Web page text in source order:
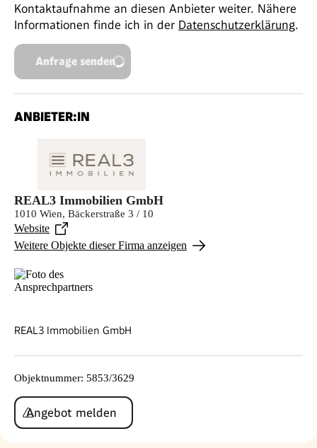
Kontaktaufnahme an diesen Anbieter weiter. Nähere
Informationen finde ich in der Datenschutzerklärung.
Anfrage senden
ANBIETER:IN
REAL3 Immobilien GmbH
1010 Wien, Bäckerstraße 3 / 10
Website
Weitere Objekte dieser Firma anzeigen
REAL3 Immobilien GmbH
Objektnummer: 5853/3629
Angebot melden